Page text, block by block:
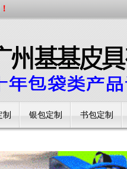
制 银包定制 书包定制